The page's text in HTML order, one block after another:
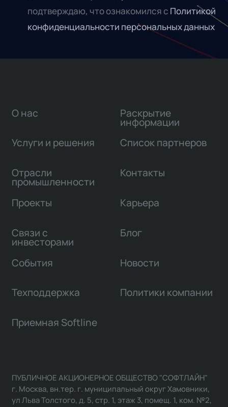
подтверждаю, что ознакомился с Политикой
конфиденциальности персональных данных
О нас
Услуги и решения
Отрасли
промышленности
Проекты
Связи с
инвесторами
Раскрытие
информации
Список партнеров
Контакты
Карьера
Блог
События Новости
Техподдержка Политики компании
Приемная Softline
ПУБЛИЧНОЕ АКЦИОНЕРНОЕ ОБЩЕСТВО "СОФТЛАЙН"
г. Москва, вн.тер. г. муниципальный округ Хамовники,
ул Льва Толстого, д. 5, стр. 1, этаж 3, помещ. 1, ком. №2,